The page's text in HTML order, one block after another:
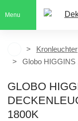
Menu
Kronleuchter
Globo HIGGINS
GLOBO
1800K